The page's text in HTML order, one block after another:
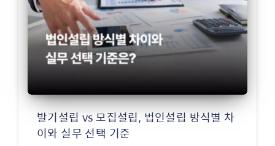
발기설립 vs 모집설립, 법인설립 방식별 차
이와 실무 선택 기준